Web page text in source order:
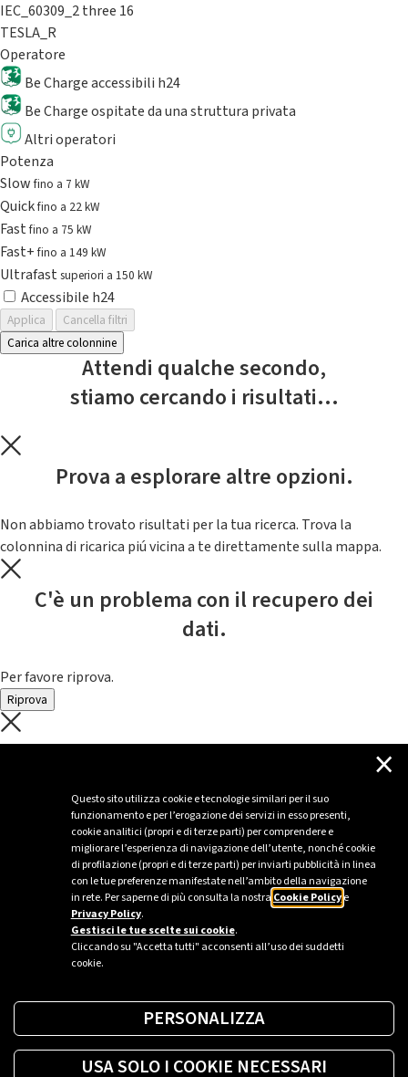
Questo sito utilizza cookie e tecnologie similari per il suo
funzionamento e per l’erogazione dei servizi in esso presenti,
cookie analitici (propri e di terze parti) per comprendere e
migliorare l’esperienza di navigazione dell’utente, nonché cookie
di profilazione (propri e di terze parti) per inviarti pubblicità in linea
con le tue preferenze manifestate nell’ambito della navigazione
in rete. Per saperne di più consulta la nostra Cookie Policye
Privacy Policy.
Gestisci le tue scelte sui cookie.
Cliccando su "Accetta tutti" acconsenti all’uso dei suddetti
cookie.
×
PERSONALIZZA
USA SOLO I COOKIE NECESSARI
IEC_60309_2 three 16
TESLA_R
Operatore
Be Charge accessibili h24
Be Charge ospitate da una struttura privata
Altri operatori
Potenza
Slowfino a 7 kW
Quickfino a 22 kW
Fastfino a 75 kW
Fast+fino a 149 kW
Ultrafast superiori a 150 kW
Accessibile h24
Applica
Cancella filtri
Carica altre colonnine
Attendi qualche secondo,
stiamo cercando i risultati...
Prova a esplorare altre opzioni.
Non abbiamo trovato risultati per la tua ricerca. Trova la
colonnina di ricarica piú vicina a te direttamente sulla mappa.
C'è un problema con il recupero dei
dati.
Per favore riprova.
Riprova
C'è un problema con il recupero dei
Per favore riprova piú tardi
Sei un’azienda o una PA?
Trova la soluzione più giusta per te.
Richiedi una colonnina